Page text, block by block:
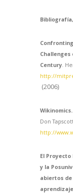
Century .
http://
(2006)
Don
http://
El Proyecto
y la
abiertos de
aprendizaje